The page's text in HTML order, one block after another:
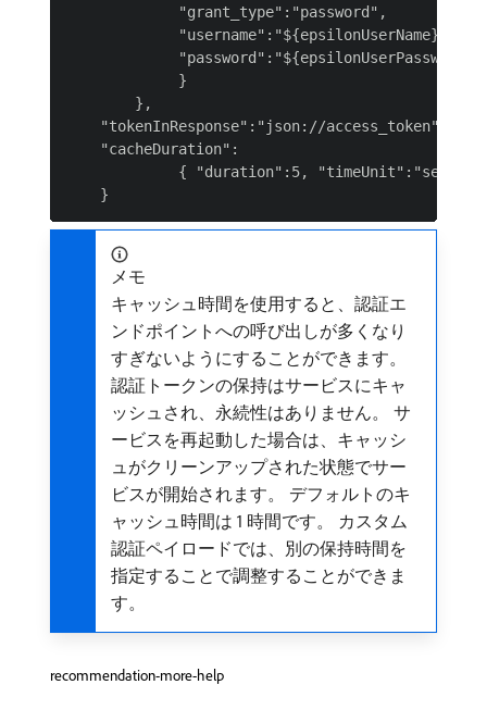
             "grant_type":"password",
             "username":"${epsilonUserName}",
             "password":"${epsilonUserPassword}"
             }
        },
    "tokenInResponse":"json://access_token",
    "cacheDuration":
{ "duration":5,
メモ
キャッシュ時間を使用すると、認証エ
ンドポイントへの呼び出しが多くなり
すぎないようにすることができます。
認証トークンの保持はサービスにキャ
ッシュされ、永続性はありません。 サ
ービスを再起動した場合は、キャッシ
ュがクリーンアップされた状態でサー
ビスが開始されます。 デフォルトのキ
ャッシュ時間は 1 時間です。 カスタム
認証ペイロードでは、別の保持時間を
指定することで調整することができま
す。
recommendation-more-help